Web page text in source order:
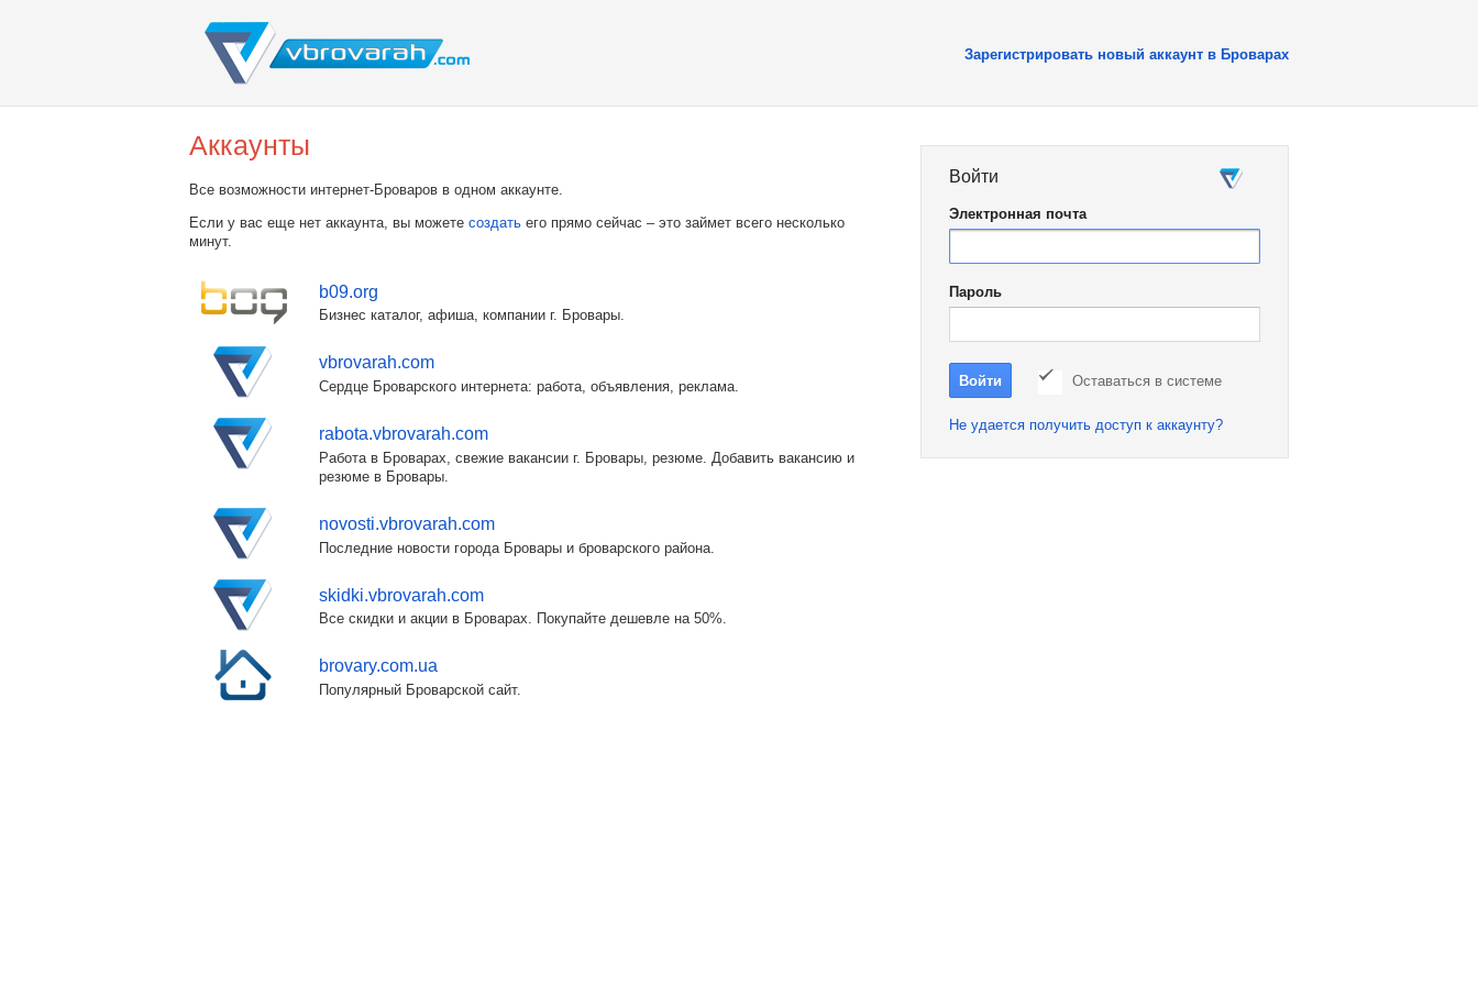
Зарегистрировать новый аккаунт в Броварах
Войти
Электронная почта
Пароль
Оставаться в системе
Не удается получить доступ к аккаунту?
Аккаунты
Все возможности интернет-Броваров в одном аккаунте.
Если у вас еще нет аккаунта, вы можете создать его прямо сейчас – это займет всего несколько
минут.
b09.org
Бизнес каталог, афиша, компании г. Бровары.
vbrovarah.com
Сердце Броварского интернета: работа, объявления, реклама.
rabota.vbrovarah.com
Работа в Броварах, свежие вакансии г. Бровары, резюме. Добавить вакансию и
резюме в Бровары.
novosti.vbrovarah.com
Последние новости города Бровары и броварского района.
skidki.vbrovarah.com
Все скидки и акции в Броварах. Покупайте дешевле на 50%.
brovary.com.ua
Популярный Броварской сайт.